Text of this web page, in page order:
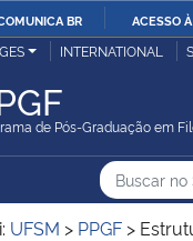
IR
BR ACESSO
Segurança Pública
Exteriores
INTERNATIONAL
de Pós-Graduação em
Principal do Sítio
Busca
Busca:
UFSM > PPGF >